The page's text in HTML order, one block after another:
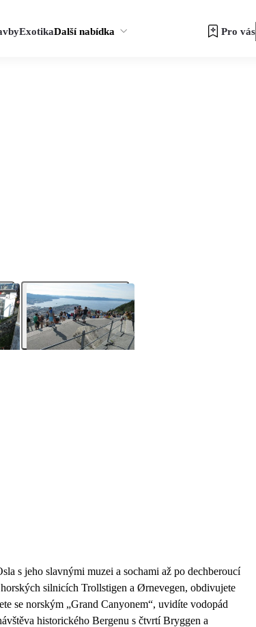
ExotikaDalší nabídka Pro vás
s jeho slavnými muzei a sochami až po dechberoucí
silnicích Trollstigen a Ørnevegen, obdivujete
se norským „Grand Canyonem“, uvidíte vodopád
historického Bergenu s čtvrtí Bryggen a